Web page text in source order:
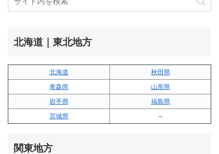
北海道｜東北地方
北海道
秋田県
青森県
山形県
岩手県
福島県
宮城県
–
関東地方